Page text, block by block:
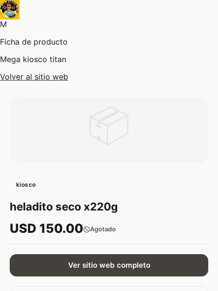
M
Ficha de producto
Mega kiosco titan
Volver al sitio web
kiosco
heladito seco x220g
USD 150.00 Agotado
Ver sitio web completo